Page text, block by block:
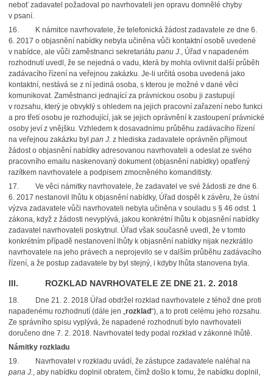
neboť zadavatel požadoval po navrhovateli jen opravu domnělé chyby
v psaní.
16.
K námitce navrhovatele, že telefonická žádost zadavatele ze dne 6.
6. 2017 o objasnění nabídky nebyla učiněna vůči kontaktní osobě uvedené
v nabídce, ale vůči zaměstnanci sekretariátu panu J., Úřad v napadeném
rozhodnutí uvedl, že se nejedná o vadu, která by mohla ovlivnit další průběh
zadávacího řízení na veřejnou zakázku. Je-li určitá osoba uvedená jako
kontaktní, nestává se z ní jediná osoba, s kterou je možné v dané věci
komunikovat. Zaměstnanci jednající za právnickou osobu ji zastupují
v rozsahu, který je obvyklý s ohledem na jejich pracovní zařazení nebo funkci
a pro třetí osobu je rozhodující, jak se jejich oprávnění k zastoupení právnické
osoby jeví z vnějšku. Vzhledem k dosavadnímu průběhu zadávacího řízení
na veřejnou zakázku byl pan J. z hlediska zadavatele oprávněn přijmout
žádost o objasnění nabídky adresovanou navrhovateli a odeslat ze svého
pracovního emailu naskenovaný dokument (objasnění nabídky) opatřený
razítkem navrhovatele a podpisem zmocněného komanditisty.
17.
Ve věci námitky navrhovatele, že zadavatel ve své žádosti ze dne 6.
6. 2017 nestanovil lhůtu k objasnění nabídky, Úřad dospěl k závěru, že ústní
výzva zadavatele vůči navrhovateli nebyla učiněna v souladu s § 46 odst. 1
zákona, když z žádosti nevyplývá, jakou konkrétní lhůtu k objasnění nabídky
zadavatel navrhovateli poskytnul. Úřad však současně uvedl, že v tomto
konkrétním případě nestanovení lhůty k objasnění nabídky nijak nezkrátilo
navrhovatele na jeho právech a neprojevilo se v dalším průběhu zadávacího
řízení, a že postup zadavatele by byl stejný, i kdyby lhůta stanovena byla.
III. ROZKLAD NAVRHOVATELE ZE DNE 21. 2. 2018
18.
Dne 21. 2. 2018 Úřad obdržel rozklad navrhovatele z téhož dne proti
napadenému rozhodnutí (dále jen „rozklad“), a to proti celému jeho rozsahu.
Ze správního spisu vyplývá, že napadené rozhodnutí bylo navrhovateli
doručeno dne 7. 2. 2018. Navrhovatel tedy podal rozklad v zákonné lhůtě.
Námitky rozkladu
19.
Navrhovatel v rozkladu uvádí, že zástupce zadavatele naléhal na
pana J., aby nabídku doplnil obratem, čímž došlo k tomu, že nabídku doplnil,